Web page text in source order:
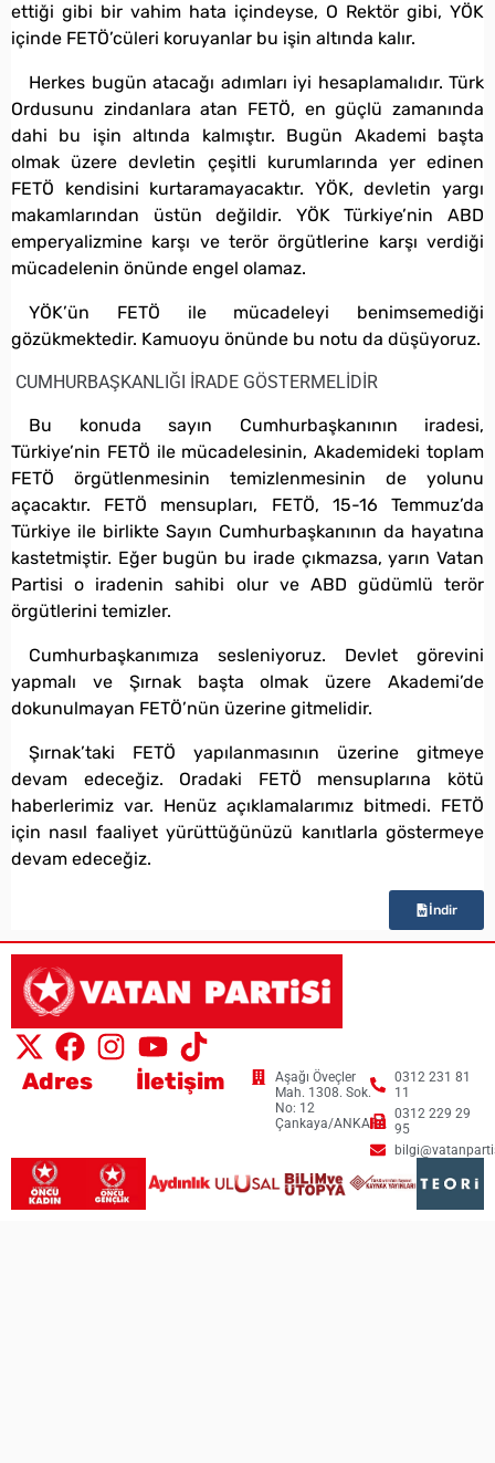
ettiği gibi bir vahim hata içindeyse, O Rektör gibi, YÖK
içinde FETÖ’cüleri koruyanlar bu işin altında kalır.
Herkes bugün atacağı adımları iyi hesaplamalıdır. Türk
Ordusunu zindanlara atan FETÖ, en güçlü zamanında
dahi bu işin altında kalmıştır. Bugün Akademi başta
olmak üzere devletin çeşitli kurumlarında yer edinen
FETÖ kendisini kurtaramayacaktır. YÖK, devletin yargı
makamlarından üstün değildir. YÖK Türkiye’nin ABD
emperyalizmine karşı ve terör örgütlerine karşı verdiği
mücadelenin önünde engel olamaz.
YÖK’ün FETÖ ile mücadeleyi benimsemediği
gözükmektedir. Kamuoyu önünde bu notu da düşüyoruz.
CUMHURBAŞKANLIĞI İRADE GÖSTERMELİDİR
Bu konuda sayın Cumhurbaşkanının iradesi,
Türkiye’nin FETÖ ile mücadelesinin, Akademideki toplam
FETÖ örgütlenmesinin temizlenmesinin de yolunu
açacaktır. FETÖ mensupları, FETÖ, 15-16 Temmuz’da
Türkiye ile birlikte Sayın Cumhurbaşkanının da hayatına
kastetmiştir. Eğer bugün bu irade çıkmazsa, yarın Vatan
Partisi o iradenin sahibi olur ve ABD güdümlü terör
örgütlerini temizler.
Cumhurbaşkanımıza sesleniyoruz. Devlet görevini
yapmalı ve Şırnak başta olmak üzere Akademi’de
dokunulmayan FETÖ’nün üzerine gitmelidir.
Şırnak’taki FETÖ yapılanmasının üzerine gitmeye
devam edeceğiz. Oradaki FETÖ mensuplarına kötü
haberlerimiz var. Henüz açıklamalarımız bitmedi. FETÖ
için nasıl faaliyet yürüttüğünüzü kanıtlarla göstermeye
devam edeceğiz.
İndir
Adres
Aşağı Öveçler
Mah. 1308. Sok.
No: 12
Çankaya/ANKARA
İletişim
0312 231 81
11
0312 229 29
95